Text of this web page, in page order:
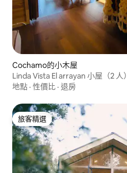
Cochamo的小木屋
Linda Vista El arrayan 小屋（2 人）
地點 · 性價比 · 退房
旅客精選
旅客精選